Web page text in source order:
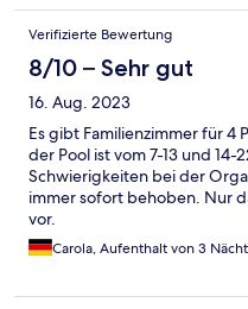
Verifizierte Bewertung
8/10 – Sehr gut
16. Aug. 2023
Es gibt Familienzimmer für
der Pool ist vom 7-13 und
Schwierigkeiten bei der
immer sofort behoben. Nur
vor.
Carola, Aufenthalt von 3